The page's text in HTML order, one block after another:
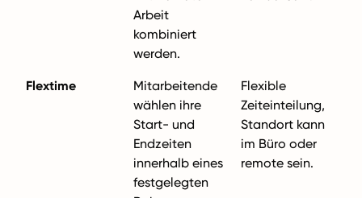
Arbeit
kombiniert
werden.
Flextime
Mitarbeitende
wählen ihre
Start- und
Endzeiten
innerhalb eines
festgelegten
Flexible
Zeiteinteilung,
Standort kann
im Büro oder
remote sein.